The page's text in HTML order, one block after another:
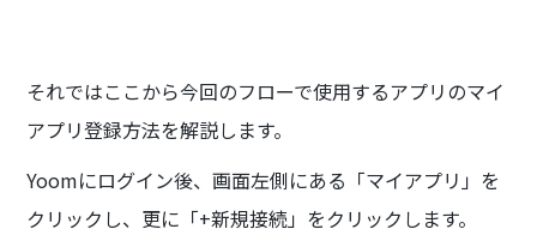
それではここから今回のフローで使用するアプリのマイ
アプリ登録方法を解説します。
Yoomにログイン後、画面左側にある「マイアプリ」を
クリックし、更に「+新規接続」をクリックします。